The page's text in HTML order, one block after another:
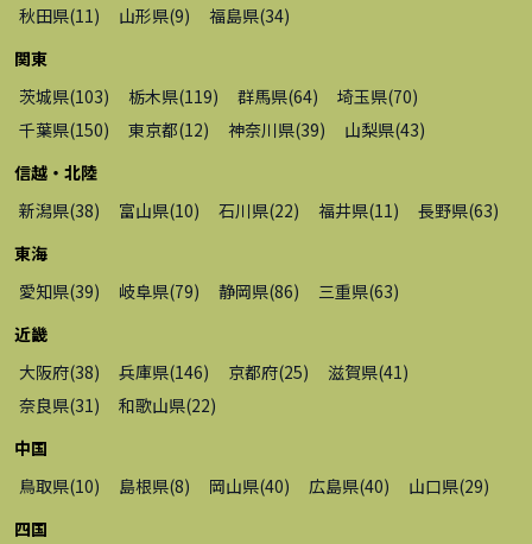
秋田県(11 ) 山形県(9) 福島県(34)
関東
茨城県(103) 栃木県(119) 群馬県(64) 埼玉県(70)
千葉県(150) 東京都(12) 神奈川県(39) 山梨県(43)
信越・北陸
新潟県(38) 富山県(10) 石川県(22) 福井県(11 ) 長野県(63)
東海
愛知県(39) 岐阜県(79) 静岡県(86) 三重県(63)
近畿
大阪府(38) 兵庫県(146) 京都府(25) 滋賀県(41 )
奈良県(31 ) 和歌山県(22)
中国
鳥取県(10) 島根県(8) 岡山県(40) 広島県(40) 山口県(29)
四国